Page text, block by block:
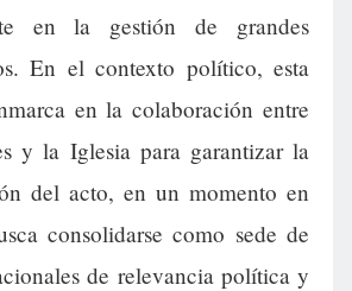
en la gestión de grandes
En el contexto político, esta
en la colaboración entre
y la Iglesia para garantizar la
del acto, en un momento en
consolidarse como sede de
de relevancia política y